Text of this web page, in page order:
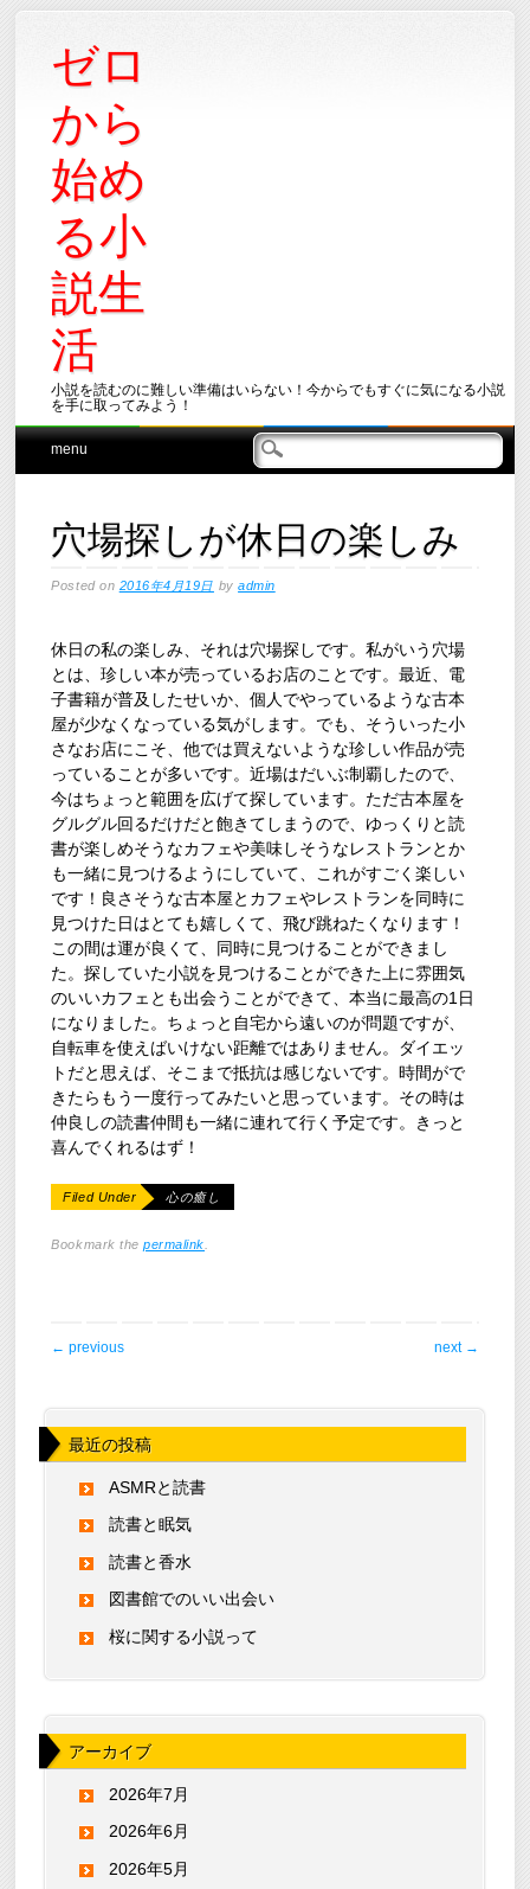
ゼロ
から
始め
る小
説生
活
小説を読むのに難しい準備はいらない！今からでもすぐに気になる小説
を手に取ってみよう！
Main menu
Skip
menu
穴場探しが休日の楽しみ
Posted on 2016年4月19日 byadmin
休日の私の楽しみ、それは穴場探しです。私がいう穴場
とは、珍しい本が売っているお店のことです。最近、電
子書籍が普及したせいか、個人でやっているような古本
屋が少なくなっている気がします。でも、そういった小
さなお店にこそ、他では買えないような珍しい作品が売
っていることが多いです。近場はだいぶ制覇したので、
今はちょっと範囲を広げて探しています。ただ古本屋を
グルグル回るだけだと飽きてしまうので、ゆっくりと読
書が楽しめそうなカフェや美味しそうなレストランとか
も一緒に見つけるようにしていて、これがすごく楽しい
です！良さそうな古本屋とカフェやレストランを同時に
見つけた日はとても嬉しくて、飛び跳ねたくなります！
この間は運が良くて、同時に見つけることができまし
た。探していた小説を見つけることができた上に雰囲気
のいいカフェとも出会うことができて、本当に最高の1日
になりました。ちょっと自宅から遠いのが問題ですが、
自転車を使えばいけない距離ではありません。ダイエッ
トだと思えば、そこまで抵抗は感じないです。時間がで
きたらもう一度行ってみたいと思っています。その時は
仲良しの読書仲間も一緒に連れて行く予定です。きっと
喜んでくれるはず！
Filed Under 心の癒し
Bookmark thepermalink.
post navigation
← previous next →
最近の投稿
ASMRと読書
読書と眠気
読書と香水
図書館でのいい出会い
桜に関する小説って
アーカイブ
2026年7月
2026年6月
2026年5月